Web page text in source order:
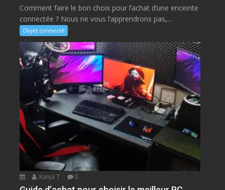
Comment faire le bon choix pour l’achat d’une enceinte
connectée ? Nous ne vous l’apprendrons pas,...
Objet connecté
Kanja T. 0